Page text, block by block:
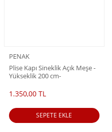
PENAK
Plise Kapı Sineklik Açık Meşe -
Yükseklik 200 cm-
1.350,00 TL
SEPETE EKLE